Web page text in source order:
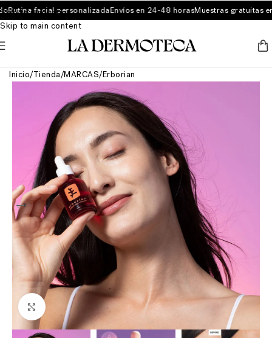
Skip to navigation
Skip to main content
Rutina facial personalizadaEnvíos en 24-48 horasMuestras gratuitas en
Inicio/Tienda/MARCAS/Erborian
Ver más grande